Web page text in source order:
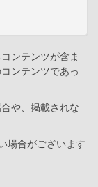
ンテンツが含ま
ンテンツであっ
や、掲載されな
場合がございます